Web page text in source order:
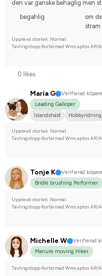
Dølahest Tävlingsrider
den var ganske behaglig men
begahlig
om
stram
Upplevd storlek: Normal
Tävlingstopp Kortärmad Wms aptos
0 likes
Maria G
Verifierad köpare
Leading Galloper
Islandshäst
Upplevd storlek: Normal
Tävlingstopp Kortärmad Wms aptos
Tonje K
Verifierad köpare
Bridle brushing Performer
Upplevd storlek: Normal
Tävlingstopp Kortärmad Wms aptos
Michelle W
Verifierad
Manure moving Hiker
Tävlingstopp Kortärmad Wms aptos